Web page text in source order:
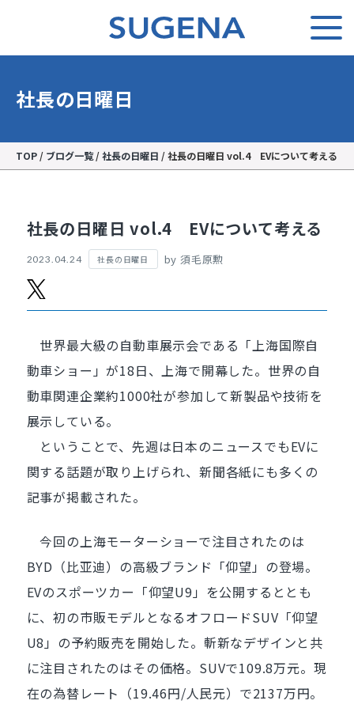
社長の日曜日
TOP / ブログ一覧/社長の日曜日 /社長の日曜日 vol.4 EVについて考える
社長の日曜日 vol.4 EVについて考える
2023.04.24 社長の日曜日 by 須毛原勲
世界最大級の自動車展示会である「上海国際自
動車ショー」が18日、上海で開幕した。世界の自
動車関連企業約1000社が参加して新製品や技術を
展示している。
ということで、先週は日本のニュースでもEVに
関する話題が取り上げられ、新聞各紙にも多くの
記事が掲載された。
今回の上海モーターショーで注目されたのは
BYD（比亚迪）の高級ブランド「仰望」の登場。
EVのスポーツカー「仰望U9」を公開するととも
に、初の市販モデルとなるオフロードSUV「仰望
U8」の予約販売を開始した。斬新なデザインと共
に注目されたのはその価格。SUVで109.8万元。現
在の為替レート（19.46円/人民元）で2137万円。